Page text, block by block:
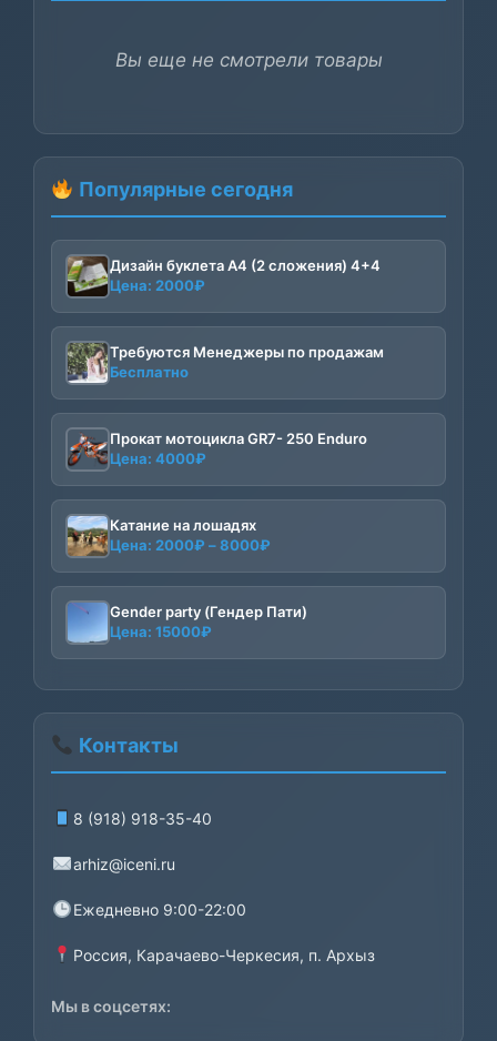
Вы еще не смотрели товары
Популярные сегодня
Дизайн буклета А4 (2 сложения) 4+4
Цена: 2000₽
Требуются Менеджеры по продажам
Бесплатно
Прокат мотоцикла GR7- 250 Enduro
Цена: 4000₽
Катание на лошадях
Цена: 2000₽ –8000₽
2000₽
–
Gender party (Гендер Пати)
Цена: 15000₽
Контакты
8 (918) 918-35-40
arhiz@iceni.ru
Ежедневно 9:00-22:00
Россия, Карачаево-Черкесия, п. Архыз
Мы в соцсетях: